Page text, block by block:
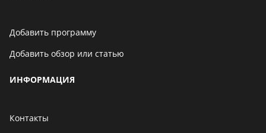
Добавить программу
Добавить обзор или статью
ИНФОРМАЦИЯ
Контакты